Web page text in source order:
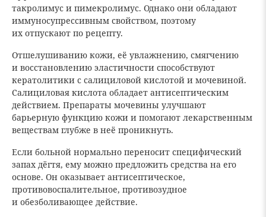
такролимус и пимекролимус. Однако они обладают
иммуносупрессивным свойством, поэтому
их отпускают по рецепту.
Отшелушиванию кожи, её увлажнению, смягчению
и восстановлению эластичности способствуют
кератолитики с салициловой кислотой и мочевиной.
Салициловая кислота обладает антисептическим
действием. Препараты мочевины улучшают
барьерную функцию кожи и помогают лекарственным
веществам глубже в неё проникнуть.
Если больной нормально переносит специфический
запах дёгтя, ему можно предложить средства на его
основе. Он оказывает антисептическое,
противовоспалительное, противозудное
и обезболивающее действие.